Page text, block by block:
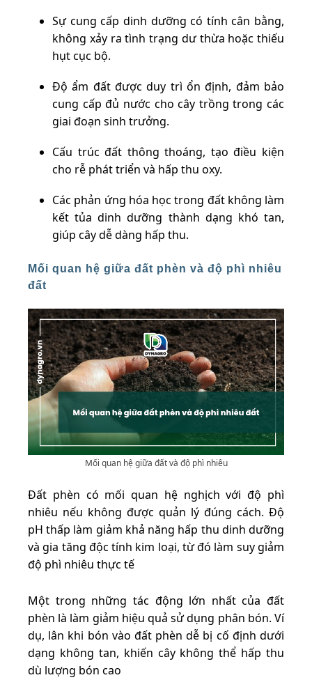
Sự cung cấp dinh dưỡng có tính cân bằng,
không xảy ra tình trạng dư thừa hoặc thiếu
hụt cục bộ.
Độ ẩm đất được duy trì ổn định, đảm bảo
cung cấp đủ nước cho cây trồng trong các
giai đoạn sinh trưởng.
Cấu trúc đất thông thoáng, tạo điều kiện
cho rễ phát triển và hấp thu oxy.
Các phản ứng hóa học trong đất không làm
kết tủa dinh dưỡng thành dạng khó tan,
giúp cây dễ dàng hấp thu.
Mối quan hệ giữa đất phèn và độ phì nhiêu
đất
Mối quan hệ giữa đất và độ phì nhiêu
Đất phèn có mối quan hệ nghịch với độ phì
nhiêu nếu không được quản lý đúng cách. Độ
pH thấp làm giảm khả năng hấp thu dinh dưỡng
và gia tăng độc tính kim loại, từ đó làm suy giảm
độ phì nhiêu thực tế
Một trong những tác động lớn nhất của đất
phèn là làm giảm hiệu quả sử dụng phân bón. Ví
dụ, lân khi bón vào đất phèn dễ bị cố định dưới
dạng không tan, khiến cây không thể hấp thu
dù lượng bón cao